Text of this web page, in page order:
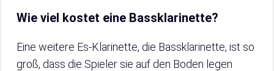
Wie viel kostet eine Bassklarinette?
Eine weitere Es-Klarinette, die Bassklarinette, ist so
groß, dass die Spieler sie auf den Boden legen